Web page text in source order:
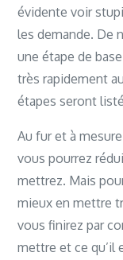
évidente voir
les demande. De
une étape de
très rapidement
étapes seront
Au fur et à
vous pourrez
mettrez. Mais
mieux en mettre
vous finirez par
mettre et ce qu’il